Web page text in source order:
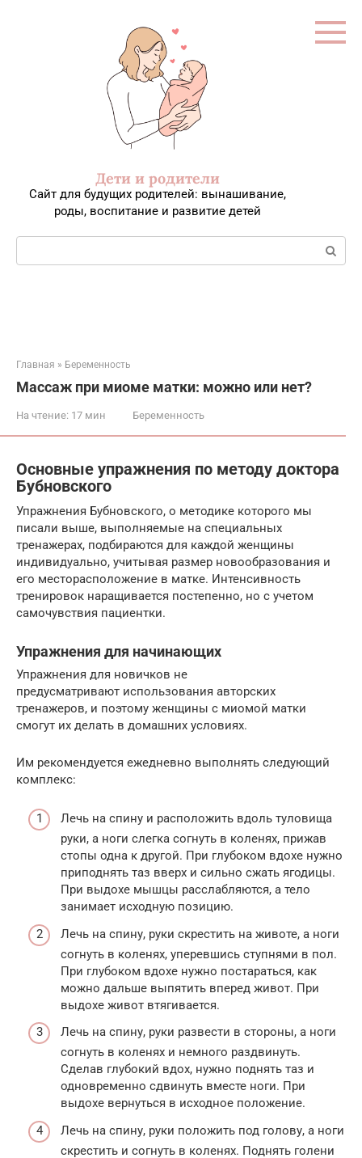
Дети и родители
Сайт для будущих родителей: вынашивание,
роды, воспитание и развитие детей
Поиск:
Главная » Беременность
Массаж при миоме матки: можно или нет?
На чтение: 17 мин Беременность
Основные упражнения по методу доктора
Бубновского
Упражнения Бубновского, о методике которого мы
писали выше, выполняемые на специальных
тренажерах, подбираются для каждой женщины
индивидуально, учитывая размер новообразования и
его месторасположение в матке. Интенсивность
тренировок наращивается постепенно, но с учетом
самочувствия пациентки.
Упражнения для начинающих
Упражнения для новичков не
предусматривают использования авторских
тренажеров, и поэтому женщины с миомой матки
смогут их делать в домашних условиях.
Им рекомендуется ежедневно выполнять следующий
комплекс:
Лечь на спину и расположить вдоль туловища
руки, а ноги слегка согнуть в коленях, прижав
стопы одна к другой. При глубоком вдохе нужно
приподнять таз вверх и сильно сжать ягодицы.
При выдохе мышцы расслабляются, а тело
занимает исходную позицию.
Лечь на спину, руки скрестить на животе, а ноги
согнуть в коленях, уперевшись ступнями в пол.
При глубоком вдохе нужно постараться, как
можно дальше выпятить вперед живот. При
выдохе живот втягивается.
Лечь на спину, руки развести в стороны, а ноги
согнуть в коленях и немного раздвинуть.
Сделав глубокий вдох, нужно поднять таз и
одновременно сдвинуть вместе ноги. При
выдохе вернуться в исходное положение.
Лечь на спину, руки положить под голову, а ноги
скрестить и согнуть в коленях. Поднять голени